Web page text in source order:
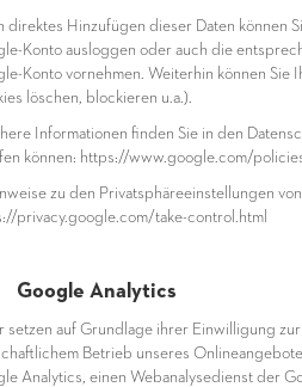
direktes Hinzufügen dieser Daten können
Konto ausloggen oder auch die
Konto vornehmen. Weiterhin können Sie
löschen, blockieren u.a.).
Informationen finden Sie in den
können: https://www.google.com/
zu den Privatsphäreeinstellungen
privacy.google.com/take-control.html
Google Analytics
setzen auf Grundlage ihrer Einwilligung
Betrieb unseres
Analytics, einen Webanalysedienst der